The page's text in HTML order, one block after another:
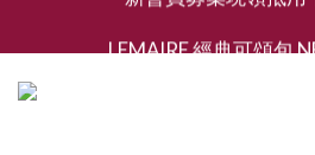
香氛 / 家居 / 餐廚 [ 全館折上兩